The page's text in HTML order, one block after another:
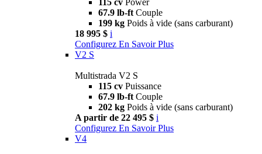
115 cv Power
67.9 lb-ft Couple
199 kg Poids à vide (sans carburant)
18 995 $ i
Configurez En Savoir Plus
V2 S
Multistrada V2 S
115 cv Puissance
67.9 lb-ft Couple
202 kg Poids à vide (sans carburant)
A partir de 22 495 $ i
Configurez En Savoir Plus
V4